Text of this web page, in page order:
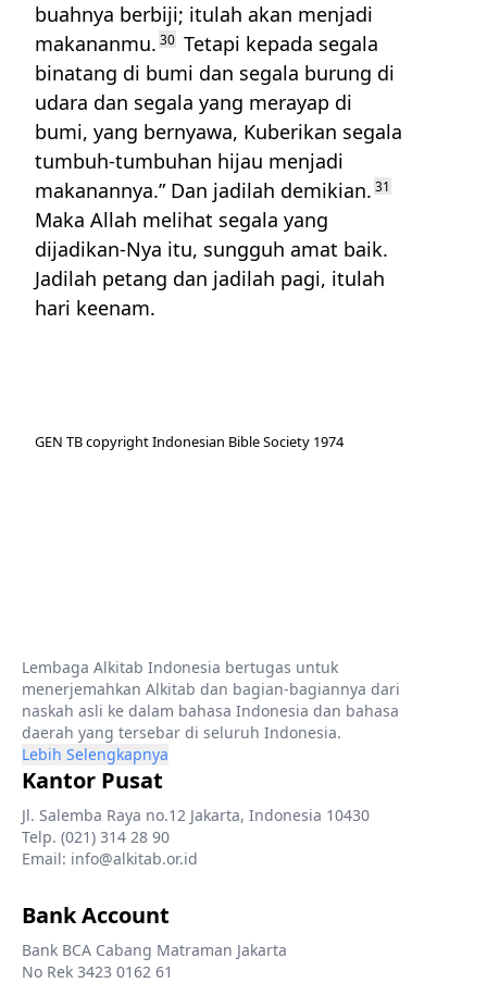
buahnya berbiji; itulah akan menjadi
makananmu. 30 Tetapi kepada segala
binatang di bumi dan segala burung di
udara dan segala yang merayap di
bumi, yang bernyawa, Kuberikan segala
tumbuh-tumbuhan hijau menjadi
makanannya.” Dan jadilah demikian. 31
Maka Allah melihat segala yang
dijadikan-Nya itu, sungguh amat baik.
Jadilah petang dan jadilah pagi, itulah
hari keenam.
GEN TB copyright Indonesian Bible Society 1974
Lembaga Alkitab Indonesia bertugas untuk
menerjemahkan Alkitab dan bagian-bagiannya dari
naskah asli ke dalam bahasa Indonesia dan bahasa
daerah yang tersebar di seluruh Indonesia.
Lebih Selengkapnya
Kantor Pusat
Jl. Salemba Raya no.12 Jakarta, Indonesia 10430
Telp. (021) 314 28 90
Email: info@alkitab.or.id
Bank Account
Bank BCA Cabang Matraman Jakarta
No Rek 3423 0162 61